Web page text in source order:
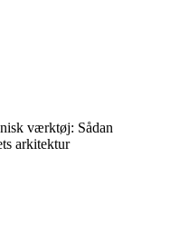
værktøj: Sådan
arkitektur